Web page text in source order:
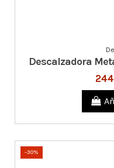
Descalzadora
-30%